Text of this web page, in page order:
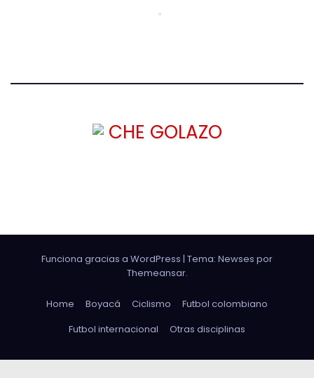
Funciona gracias a WordPress | Tema: Newses por
Themeansar.
Home Boyacá Ciclismo
Futbol colombiano
Futbol internacional
Otras disciplinas